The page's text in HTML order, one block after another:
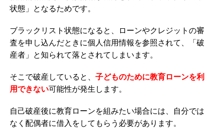
状態」となるためです。
ブラックリスト状態になると、ローンやクレジットの審
査を申し込んだときに個人信用情報を参照されて、「破
産者」と知られて落とされてしまいます。
そこで破産していると、 子どものために教育ローンを利
用できない可能性が発生します。
自己破産後に教育ローンを組みたい場合には、自分では
なく配偶者に借入をしてもらう必要があります。